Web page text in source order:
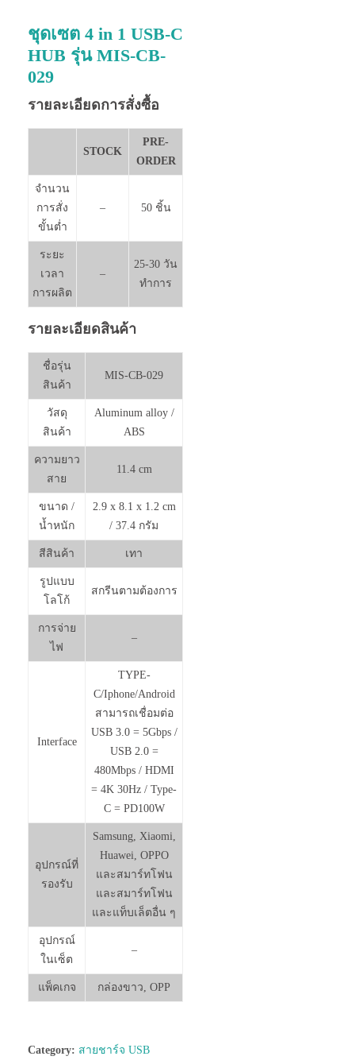
ชุดเซต 4 in 1 USB-C
HUB รุ่น MIS-CB-
029
รายละเอียดการสั่งซื้อ
STOCK
PRE-
ORDER
จำนวน
การสั่ง
ขั้นต่ำ
– 50 ชิ้น
ระยะ
เวลา
การผลิต
–
25-30 วัน
ทำการ
รายละเอียดสินค้า
ชื่อรุ่น
สินค้า
MIS-CB-029
วัสดุ
สินค้า
Aluminum alloy /
ABS
ความยาว
สาย
11.4 cm
ขนาด /
น้ำหนัก
2.9 x 8.1 x 1.2 cm
/ 37.4 กรัม
สีสินค้า เทา
รูปแบบ
โลโก้
สกรีนตามต้องการ
การจ่าย
ไฟ
–
Interface
TYPE-
C/Iphone/Android
สามารถเชื่อมต่อ
USB 3.0 = 5Gbps /
USB 2.0 =
480Mbps / HDMI
= 4K 30Hz / Type-
C = PD100W
อุปกรณ์ที่
รองรับ
Samsung, Xiaomi,
Huawei, OPPO
และสมาร์ทโฟน
และสมาร์ทโฟน
และแท็บเล็ตอื่น ๆ
อุปกรณ์
ในเซ็ต
–
แพ็คเกจ กล่องขาว, OPP
Category: สายชาร์จ USB